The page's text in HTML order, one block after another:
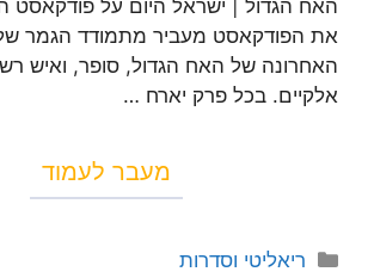
האח הגדול | ישראל היום על פודקאסט
את הפודקאסט מעביר מתמודד הגמר
האחרונה של האח הגדול, סופר, ואיש
אלקיים. בכל פרק יארח …
מעבר לעמוד
ריאליטי וסדרות